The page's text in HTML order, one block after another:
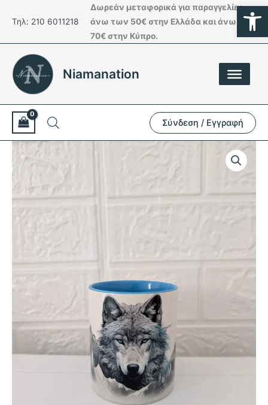
στοΤηλ: 210 6011218
Δωρεάν μεταφορικά για παραγγελίες
άνω των 50€ στην Ελλάδα και άνω των
70€ στην Κύπρο.
Niamanation
Σύνδεση / Εγγραφή